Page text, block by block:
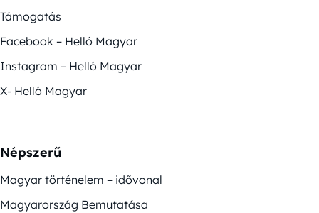
Támogatás
Facebook – Helló Magyar
Instagram – Helló Magyar
X- Helló Magyar
Népszerű
Magyar történelem – idővonal
Magyarország Bemutatása